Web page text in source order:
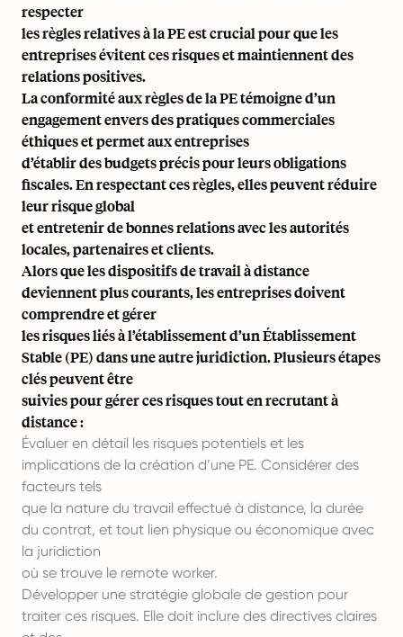
respecter
les règles relatives à la PE est crucial pour que les
entreprises évitent ces risques et maintiennent des
relations positives.
La conformité aux règles de la PE témoigne d’un
engagement envers des pratiques commerciales
éthiques et permet aux entreprises
d’établir des budgets précis pour leurs obligations
fiscales. En respectant ces règles, elles peuvent réduire
leur risque global
et entretenir de bonnes relations avec les autorités
locales, partenaires et clients.
Alors que les dispositifs de travail à distance
deviennent plus courants, les entreprises doivent
comprendre et gérer
les risques liés à l’établissement d’un Établissement
Stable (PE) dans une autre juridiction. Plusieurs étapes
clés peuvent être
suivies pour gérer ces risques tout en recrutant à
distance :
Évaluer en détail les risques potentiels et les
implications de la création d’une PE. Considérer des
facteurs tels
que la nature du travail effectué à distance, la durée
du contrat, et tout lien physique ou économique avec
la juridiction
où se trouve le remote worker.
Développer une stratégie globale de gestion pour
traiter ces risques. Elle doit inclure des directives claires